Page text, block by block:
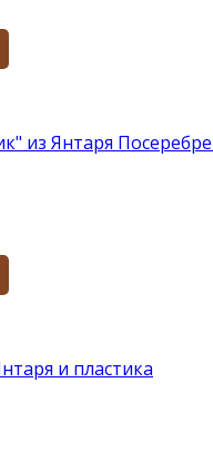
из Янтаря
и пластика